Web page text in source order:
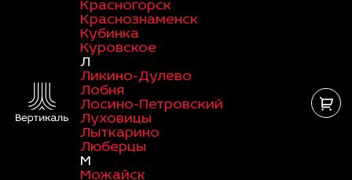
Красногорск
Краснознаменск
Кубинка
Куровское
Л
Ликино-Дулево
Лобня
Лосино-Петровский
Луховицы
Лыткарино
Люберцы
М
Можайск